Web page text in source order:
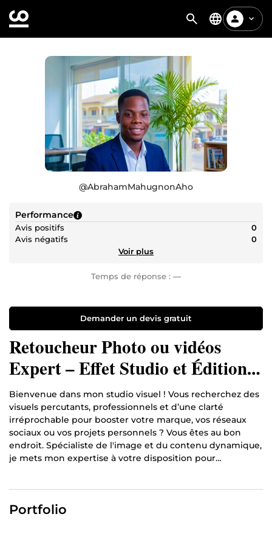
@AbrahamMahugnonAho
Performance
Avis positifs
0
Avis négatifs
0
Voir plus
Temps de réponse : —
Demander un devis gratuit
Retoucheur Photo ou vidéos
Expert – Effet Studio et Édition
Haut de Gamme
Bienvenue dans mon studio visuel ! Vous recherchez des
visuels percutants, professionnels et d’une clarté
irréprochable pour booster votre marque, vos réseaux
sociaux ou vos projets personnels ? Vous êtes au bon
endroit. Spécialiste de l'image et du contenu dynamique,
je mets mon expertise à votre disposition pour
Domaines d'Expertise : Retouche Photo Avancée :
Portfolio